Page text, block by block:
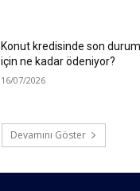
Konut kredisinde son
için ne kadar ödeniyor?
16/07/2026
Devamını Göster